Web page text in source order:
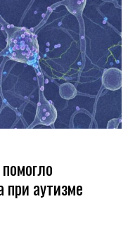
при аутизме